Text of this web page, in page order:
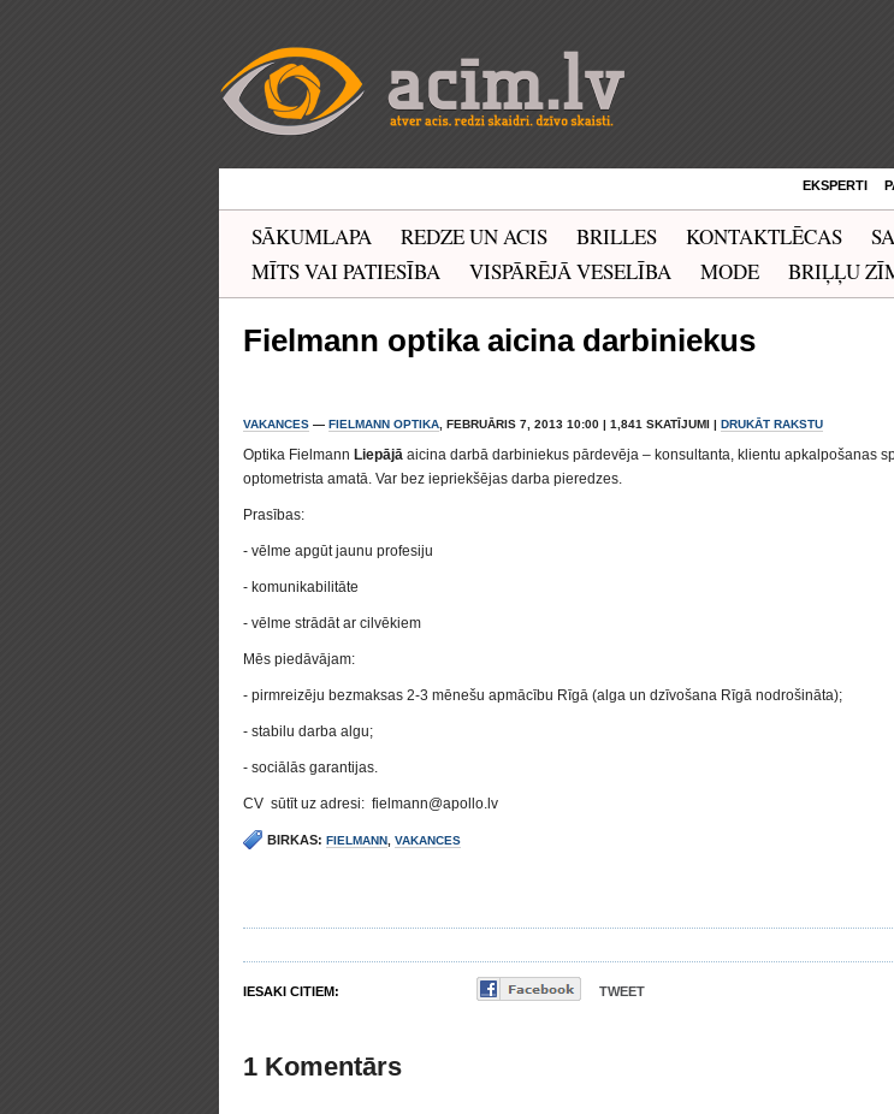
EKSPERTI
SĀKUMLAPA REDZE UN ACIS BRILLES KONTAKTLĒCAS
MĪTS VAI PATIESĪBA
VISPĀRĒJĀ VESELĪBA MODE BRIĻĻU
Fielmann optika aicina darbiniekus
VAKANCES — FIELMANN OPTIKA , FEBRUĀRIS 7, 2013 10:00 | 1,841 SKATĪJUMI | DRUKĀT RAKSTU
Optika Fielmann Liepājā aicina darbā darbiniekus pārdevēja – konsultanta, klientu apkalpošanas
optometrista amatā. Var bez iepriekšējas darba pieredzes.
Prasības:
- vēlme apgūt jaunu profesiju
- komunikabilitāte
- vēlme strādāt ar cilvēkiem
Mēs piedāvājam:
- pirmreizēju bezmaksas 2-3 mēnešu apmācību Rīgā (alga un dzīvošana Rīgā nodrošināta);
- stabilu darba algu;
- sociālās garantijas.
СV sūtīt uz adresi: fielmann@apollo.lv
BIRKAS: FIELMANN VAKANCES
IESAKI CITIEM: TWEET
1 Komentārs